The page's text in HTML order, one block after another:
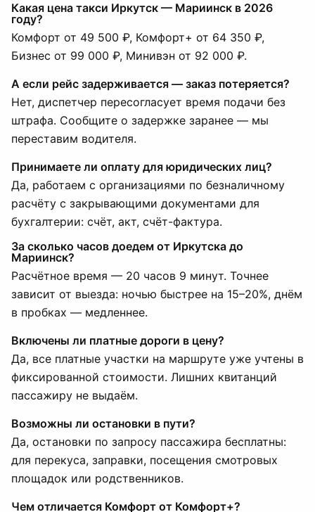
Какая цена такси Иркутск — Мариинск в 2026
году?
Комфорт от 49 500 ₽, Комфорт+ от 64 350 ₽,
Бизнес от 99 000 ₽, Минивэн от 92 000 ₽.
А если рейс задерживается — заказ потеряется?
Нет, диспетчер пересогласует время подачи без
штрафа. Сообщите о задержке заранее — мы
переставим водителя.
Принимаете ли оплату для юридических лиц?
Да, работаем с организациями по безналичному
расчёту с закрывающими документами для
бухгалтерии: счёт, акт, счёт-фактура.
За сколько часов доедем от Иркутска до
Мариинск?
Расчётное время — 20 часов 9 минут. Точнее
зависит от выезда: ночью быстрее на 15–20%, днём
в пробках — медленнее.
Включены ли платные дороги в цену?
Да, все платные участки на маршруте уже учтены в
фиксированной стоимости. Лишних квитанций
пассажиру не выдаём.
Возможны ли остановки в пути?
Да, остановки по запросу пассажира бесплатны:
для перекуса, заправки, посещения смотровых
площадок или родственников.
Чем отличается Комфорт от Комфорт+?